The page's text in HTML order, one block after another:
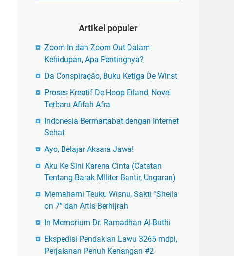
Artikel populer
Zoom In dan Zoom Out Dalam
Kehidupan, Apa Pentingnya?
Da Conspiração, Buku Ketiga De Winst
Proses Kreatif De Hoop Eiland, Novel
Terbaru Afifah Afra
Indonesia Bermartabat dengan Internet
Sehat
Ayo, Belajar Aksara Jawa!
Aku Ke Sini Karena Cinta (Catatan
Tentang Barak MIliter Bantir, Ungaran)
Memahami Teuku Wisnu, Sakti “Sheila
on 7” dan Artis Berhijrah
In Memorium Dr. Ramadhan Al-Buthi
Ekspedisi Pendakian Lawu 3265 mdpl,
Perjalanan Penuh Kenangan #2